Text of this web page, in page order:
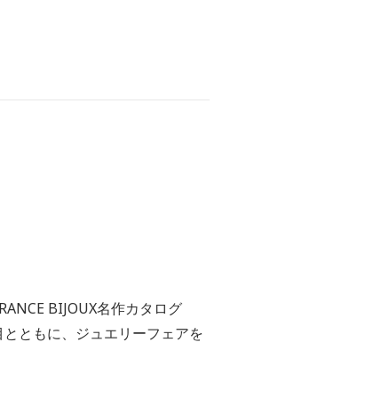
BIJOUX名作カタログ
とともに、ジュエリーフェアを